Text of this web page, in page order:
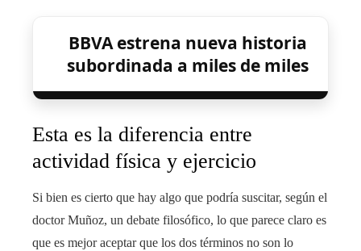
BBVA estrena nueva historia
subordinada a miles de miles
Esta es la diferencia entre
actividad física y ejercicio
Si bien es cierto que hay algo que podría suscitar, según el
doctor Muñoz, un debate filosófico, lo que parece claro es
que es mejor aceptar que los dos términos no son lo